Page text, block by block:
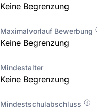
Keine Begrenzung
Maximalvorlauf Bewerbung
Keine Begrenzung
Mindestalter
Keine Begrenzung
Mindestschulabschluss